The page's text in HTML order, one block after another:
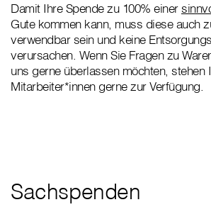
Damit Ihre Spende zu 100% einer
Gute kommen kann, muss diese auch
verwendbar sein und keine
verursachen. Wenn Sie Fragen zu
uns gerne überlassen möchten, stehen
Mitarbeiter*innen gerne zur Verfügung.
Sachspenden